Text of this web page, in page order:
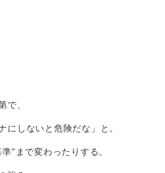
で、
にしないと危険だな」と。
”まで変わったりする。